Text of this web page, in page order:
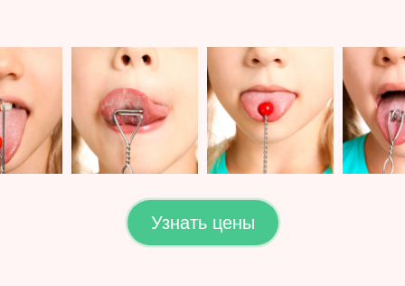
Узнать цены